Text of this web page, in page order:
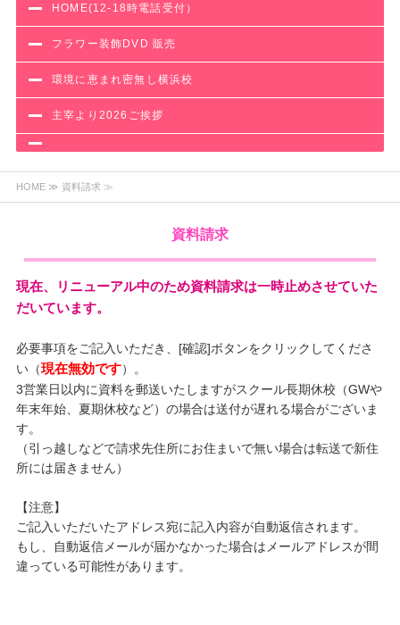
HOME(12-18時電話受付）
フラワー装飾DVD 販売
環境に恵まれ密無し横浜校
主宰より2026ご挨拶
HOME ≫ 資料請求 ≫
資料請求
現在、リニューアル中のため資料請求は一時止めさせていた
だいています。
必要事項をご記入いただき、[確認]ボタンをクリックしてくださ
い（現在無効です）。
3営業日以内に資料を郵送いたしますがスクール長期休校（GWや
年末年始、夏期休校など）の場合は送付が遅れる場合がございま
す。
（引っ越しなどで請求先住所にお住まいで無い場合は転送で新住
所には届きません）
【注意】
ご記入いただいたアドレス宛に記入内容が自動返信されます。
もし、自動返信メールが届かなかった場合はメールアドレスが間
違っている可能性があります。